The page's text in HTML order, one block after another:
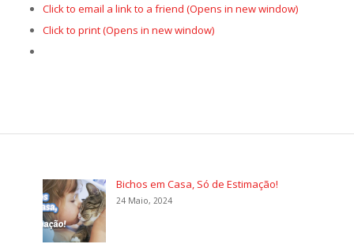
Click to email a link to a friend (Opens in new window)
Click to print (Opens in new window)
Bichos em Casa, Só de Estimação!
24 Maio, 2024